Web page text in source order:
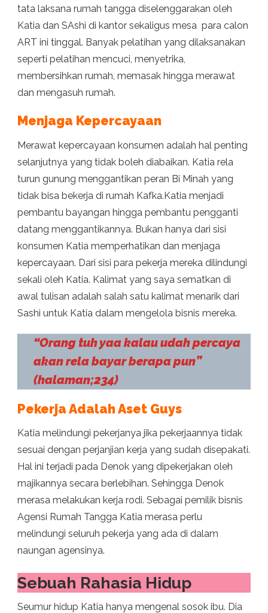
tata laksana rumah tangga diselenggarakan oleh
Katia dan SAshi di kantor sekaligus mesa para calon
ART ini tinggal. Banyak pelatihan yang dilaksanakan
seperti pelatihan mencuci, menyetrika,
membersihkan rumah, memasak hingga merawat
dan mengasuh rumah.
Menjaga Kepercayaan
Merawat kepercayaan konsumen adalah hal penting
selanjutnya yang tidak boleh diabaikan. Katia rela
turun gunung menggantikan peran Bi Minah yang
tidak bisa bekerja di rumah Kafka.Katia menjadi
pembantu bayangan hingga pembantu pengganti
datang menggantikannya. Bukan hanya dari sisi
konsumen Katia memperhatikan dan menjaga
kepercayaan. Dari sisi para pekerja mereka dilindungi
sekali oleh Katia. Kalimat yang saya sematkan di
awal tulisan adalah salah satu kalimat menarik dari
Sashi untuk Katia dalam mengelola bisnis mereka.
“Orang tuh yaa kalau udah percaya
akan rela bayar berapa pun”
(halaman;234)
Pekerja Adalah Aset Guys
Katia melindungi pekerjanya jika pekerjaannya tidak
sesuai dengan perjanjian kerja yang sudah disepakati.
Hal ini terjadi pada Denok yang dipekerjakan oleh
majikannya secara berlebihan. Sehingga Denok
merasa melakukan kerja rodi. Sebagai pemilik bisnis
Agensi Rumah Tangga Katia merasa perlu
melindungi seluruh pekerja yang ada di dalam
naungan agensinya.
Sebuah Rahasia Hidup
Seumur hidup Katia hanya mengenal sosok ibu. Dia